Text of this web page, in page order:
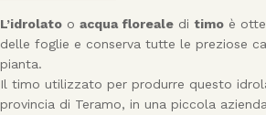
L’idrolato o acqua floreale di timo è
delle foglie e conserva tutte le preziose
pianta.
Il timo utilizzato per produrre questo
provincia di Teramo, in una piccola